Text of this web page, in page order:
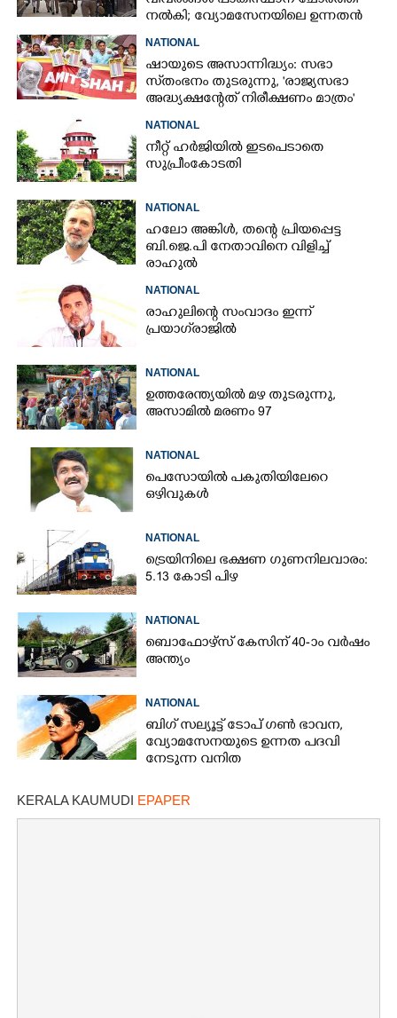
നൽകി; വ്യോമസേനയിലെ ഉന്നതൻ
NATIONAL
ഷായുടെ അസാന്നിദ്ധ്യം: സഭാ
സ്‌തംഭനം തുടരുന്നു, 'രാജ്യസഭാ
അദ്ധ്യക്ഷന്റേത് നിരീക്ഷണം മാത്രം'
NATIONAL
നീറ്റ് ഹർജിയിൽ ഇടപെടാതെ
സുപ്രീംകോടതി
NATIONAL
ഹലോ അങ്കിൾ,​ തന്റെ പ്രിയപ്പെട്ട
ബി.ജെ.പി നേതാവിനെ വിളിച്ച്
രാഹുൽ
NATIONAL
രാഹുലിന്റെ സംവാദം ഇന്ന്
പ്രയാഗ്‌രാജിൽ
NATIONAL
ഉത്തരേന്ത്യയിൽ മഴ തുടരുന്നു,​
അസാമിൽ മരണം 97
NATIONAL
പെസോയിൽ പകുതിയിലേറെ
ഒഴിവുകൾ
NATIONAL
ട്രെയിനിലെ ഭക്ഷണ ഗുണനിലവാരം:
5.13 കോടി പിഴ
NATIONAL
ബൊഫോഴ്സ് കേസിന് 40-ാം വ‌ർഷം
അന്ത്യം
NATIONAL
ബിഗ് സല്യൂട്ട് ടോപ് ഗൺ ഭാവന,​
വ്യോമസേനയുടെ ഉന്നത പദവി
നേടുന്ന വനിത
KERALA KAUMUDI EPAPER